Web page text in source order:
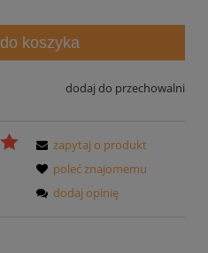
do koszyka
dodaj do przechowalni
zapytaj o produkt
poleć znajomemu
dodaj opinię